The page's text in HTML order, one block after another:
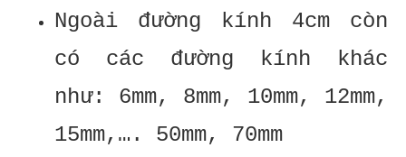
Ngoài đường kính 4cm còn
có các đường kính khác
như: 6mm, 8mm, 10mm, 12mm,
15mm,…. 50mm, 70mm